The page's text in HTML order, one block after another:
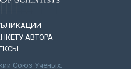
АВТОРА
Союз Ученых.